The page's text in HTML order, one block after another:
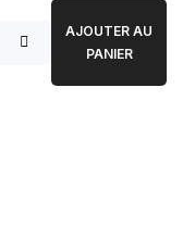
AJOUTER AU
PANIER